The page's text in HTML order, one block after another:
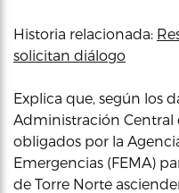
Historia relacionada:
solicitan diálogo
Explica que, según los
Administración Central
obligados por la
Emergencias (FEMA)
de Torre Norte